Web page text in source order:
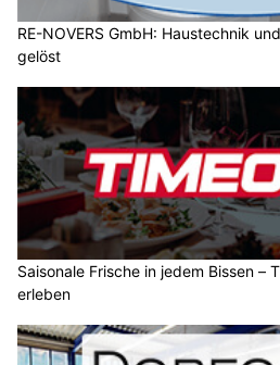
RE-NOVERS GmbH: Haustechnik
gelöst
Saisonale Frische in jedem Bissen –
erleben